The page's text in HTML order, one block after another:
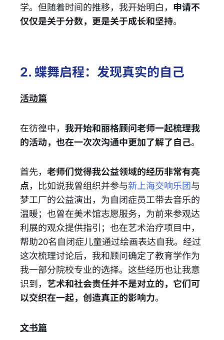
学。但随着时间的推移，我开始明白， 申请不
仅仅是关于分数，更是关于成长和坚持。
2. 蝶舞启程：发现真实的自己
活动篇
在彷徨中， 我开始和丽格顾问老师一起梳理我
的活动，也在一次次沟通中更加了解了自己。
首先， 老师们觉得我公益领域的经历非常有亮
点，比如说我曾组织并参与新上海交响乐团与
梦工厂的公益演出，为自闭症员工带去音乐的
温暖；也曾在美术馆志愿服务，为前来参观达
利展的观众提供指引；也在艺术治疗项目中，
帮助20名自闭症儿童通过绘画表达自我。经过
这次梳理讨论后，我和顾问确定了教育学作为
我一部分院校专业的选择。这些经历也让我意
识到， 艺术和社会责任并不是对立的，它们可
以交织在一起，创造真正的影响力。
文书篇